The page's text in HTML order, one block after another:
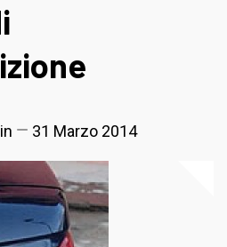
31 Marzo 2014